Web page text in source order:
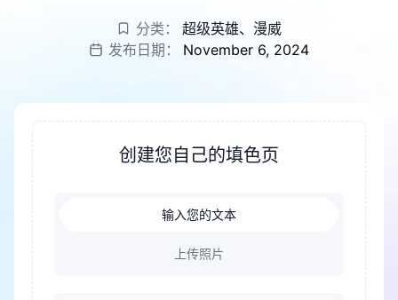
分类： 超级英雄、 漫威
发布日期：
November 6, 2024
创建您自己的填色页
输入您的文本
上传照片